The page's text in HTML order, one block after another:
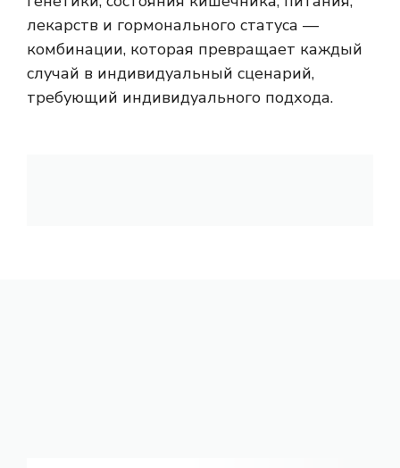
лекарств и гормонального статуса —
комбинации, которая превращает каждый
случай в индивидуальный сценарий,
требующий индивидуального подхода.